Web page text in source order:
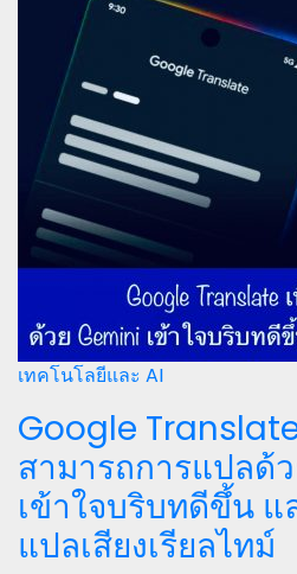
เทคโนโลยีและ AI
Google
สามารถการแปลด้
เข้าใจบริบทดีขึ้น แ
แปลเสียงเรียลไทม์